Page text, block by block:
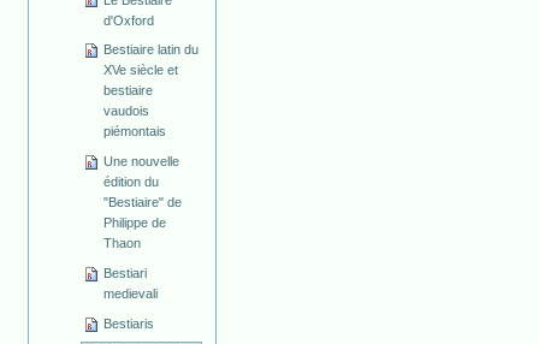
d'Oxford
Bestiaire latin du
XVe siècle et
bestiaire
vaudois
piémontais
Une nouvelle
édition du
"Bestiaire" de
Philippe de
Thaon
Bestiari
medievali
Bestiaris